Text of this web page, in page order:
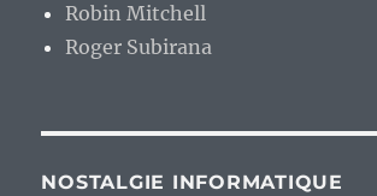
Robin Mitchell
Roger Subirana
NOSTALGIE INFORMATIQUE